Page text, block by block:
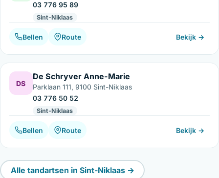
03 776 95 89
Sint-Niklaas
Bellen Route Bekijk →
DS
De Schryver Anne-Marie
Parklaan 111, 9100 Sint-Niklaas
03 776 50 52
Sint-Niklaas
Bellen Route Bekijk →
Alle tandartsen in Sint-Niklaas →